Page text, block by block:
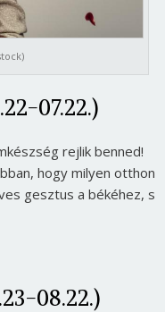
07.22.)
rejlik benned!
hogy milyen otthon
gesztus a békéhez, s
08.22.)